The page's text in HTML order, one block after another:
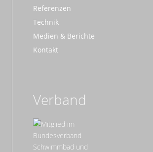
Referenzen
Technik
Medien & Berichte
Kontakt
Verband